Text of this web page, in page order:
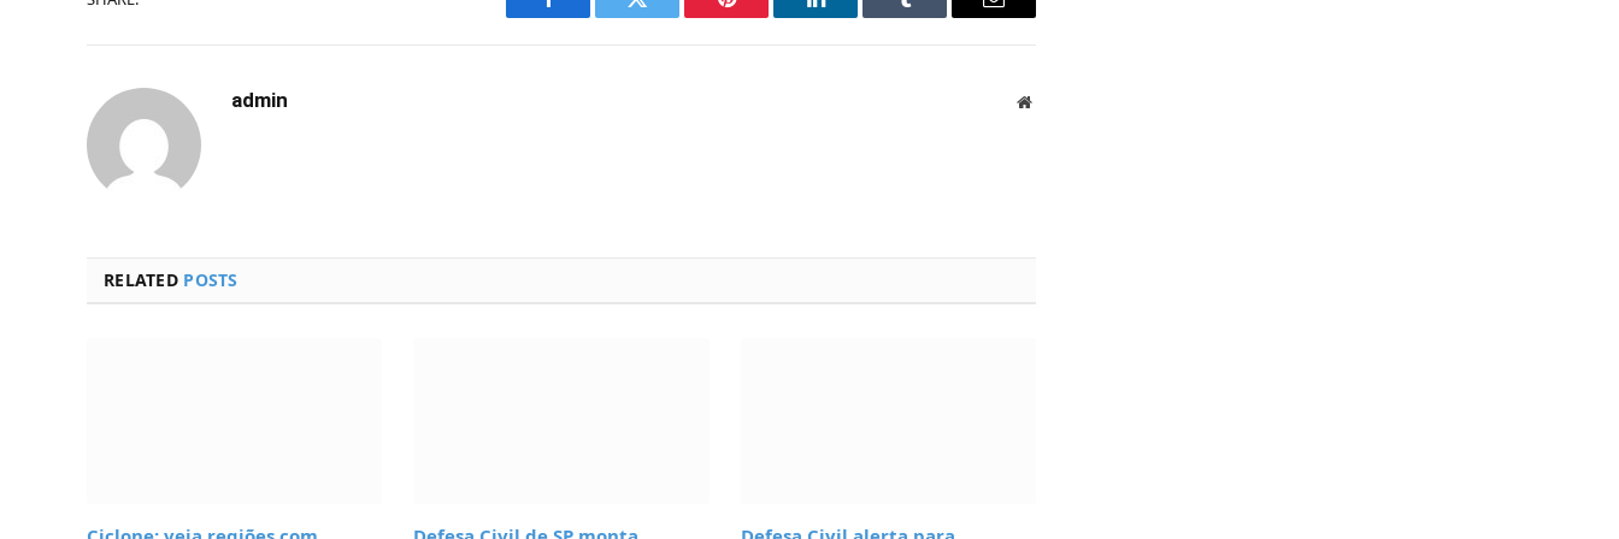
Facebook Twitter Pinterest LinkedIn Tumblr Email
admin Website
RELATED POSTS